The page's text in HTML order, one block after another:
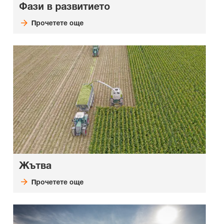
Фази в развитието
Прочетете още
Жътва
Прочетете още